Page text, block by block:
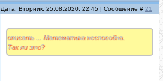
Дата: Вторник, 25.08.2020, 22:45 | Сообщение # 21
описать ... Математика неспособна.
Так ли это?